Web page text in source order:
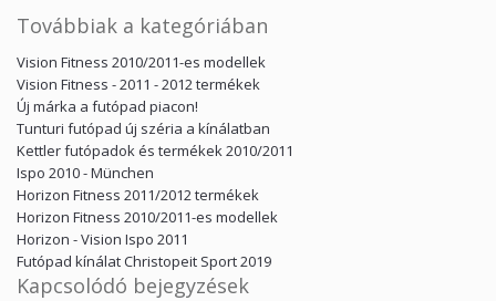
Továbbiak a kategóriában
Vision Fitness 2010/2011-es modellek
Vision Fitness - 2011 - 2012 termékek
Új márka a futópad piacon!
Tunturi futópad új széria a kínálatban
Kettler futópadok és termékek 2010/2011
Ispo 2010 - München
Horizon Fitness 2011/2012 termékek
Horizon Fitness 2010/2011-es modellek
Horizon - Vision Ispo 2011
Futópad kínálat Christopeit Sport 2019
Kapcsolódó bejegyzések